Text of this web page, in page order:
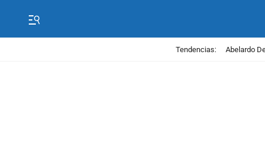
Tendencias: Abelardo